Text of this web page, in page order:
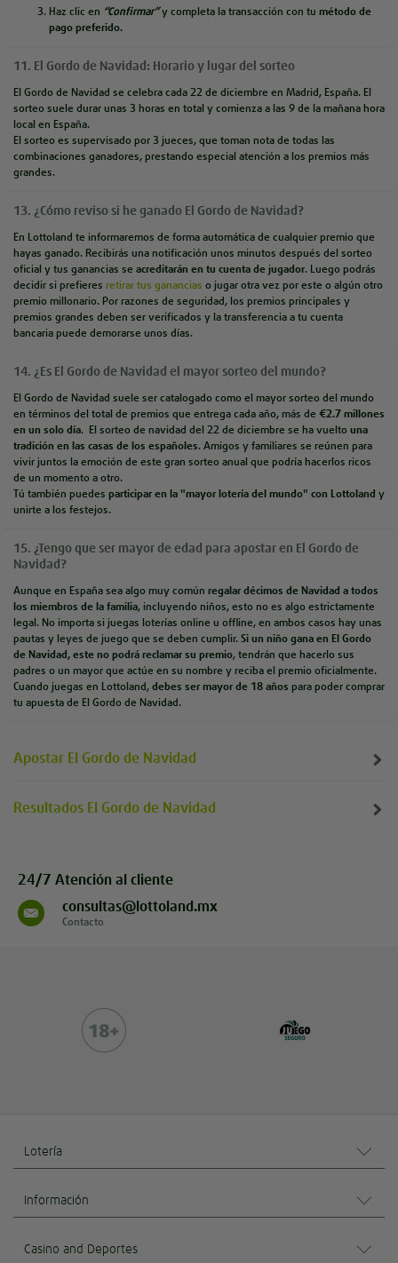
Haz clic en “Confirmar”y completa la transacción con tu método de
pago preferido.
11. El Gordo de Navidad: Horario y lugar del sorteo
El Gordo de Navidad se celebra cada 22 de diciembre en Madrid, España. El
sorteo suele durar unas 3 horas en total y comienza a las 9 de la mañana hora
local en España.
El sorteo es supervisado por 3 jueces, que toman nota de todas las
combinaciones ganadores, prestando especial atención a los premios más
grandes.
13. ¿Cómo reviso si he ganado El Gordo de Navidad?
En Lottoland te informaremos de forma automática de cualquier premio que
hayas ganado. Recibirás una notificación unos minutos después del sorteo
oficial y tus ganancias se acreditarán en tu cuenta de jugador. Luego podrás
decidir si prefieres retirartus ganancias o jugar otra vez por este o algún otro
premio millonario. Por razones de seguridad, los premios principales y
premios grandes deben ser verificados y la transferencia a tu cuenta
bancaria puede demorarse unos días.
14. ¿Es El Gordo de Navidad el mayor sorteo del mundo?
El Gordo de Navidad suele ser catalogado como el mayor sorteo del mundo
en términos del total de premios que entrega cada año, más de €2.7 millones
en un solo día. El sorteo de navidad del 22 de diciembre se ha vuelto una
tradición en las casas de los españoles. Amigos y familiares se reúnen para
vivir juntos la emoción de este gran sorteo anual que podría hacerlos ricos
de un momento a otro.
Tú también puedes participar en la "mayor lotería del mundo" con Lottoland y
unirte a los festejos.
15. ¿Tengo que ser mayor de edad para apostar en El Gordo de
Navidad?
Aunque en España sea algo muy común regalar décimos de Navidad a todos
los miembros de la familia, incluyendo niños, esto no es algo estrictamente
legal. No importa si juegas loterías online u offline, en ambos casos hay unas
pautas y leyes de juego que se deben cumplir.Si un niño gana en El Gordo
de Navidad, este no podrá reclamar su premio, tendrán que hacerlo sus
padres o un mayor que actúe en su nombre y reciba el premio oficialmente.
Cuando juegas en Lottoland,debes ser mayor de 18 años para poder comprar
tu apuesta de El Gordo de Navidad.
Apostar El Gordo de Navidad
Resultados El Gordo de Navidad
24/7 Atención al cliente
consultas@lottoland.mx
Contacto
Lotería
Información
Casino and Deportes